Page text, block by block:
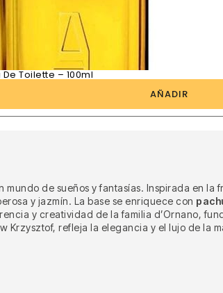
Toilette – 100ml
AÑADIR
mundo de sueños y fantasías. Inspirada en la
y jazmín. La base se enriquece con
y creatividad de la familia d’Ornano,
Krzysztof, refleja la elegancia y el lujo de la